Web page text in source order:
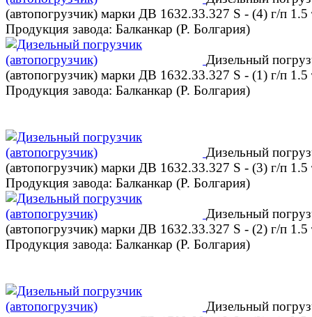
(автопогрузчик) марки ДВ 1632.33.327 S - (4) г/п 1.5
Продукция завода: Балканкар (Р. Болгария)
Дизельный
(автопогрузчик) марки ДВ 1632.33.327 S - (1) г/п 1.5
Продукция завода: Балканкар (Р. Болгария)
Дизельный
(автопогрузчик) марки ДВ 1632.33.327 S - (3) г/п 1.5
Продукция завода: Балканкар (Р. Болгария)
Дизельный
(автопогрузчик) марки ДВ 1632.33.327 S - (2) г/п 1.5
Продукция завода: Балканкар (Р. Болгария)
Дизельный